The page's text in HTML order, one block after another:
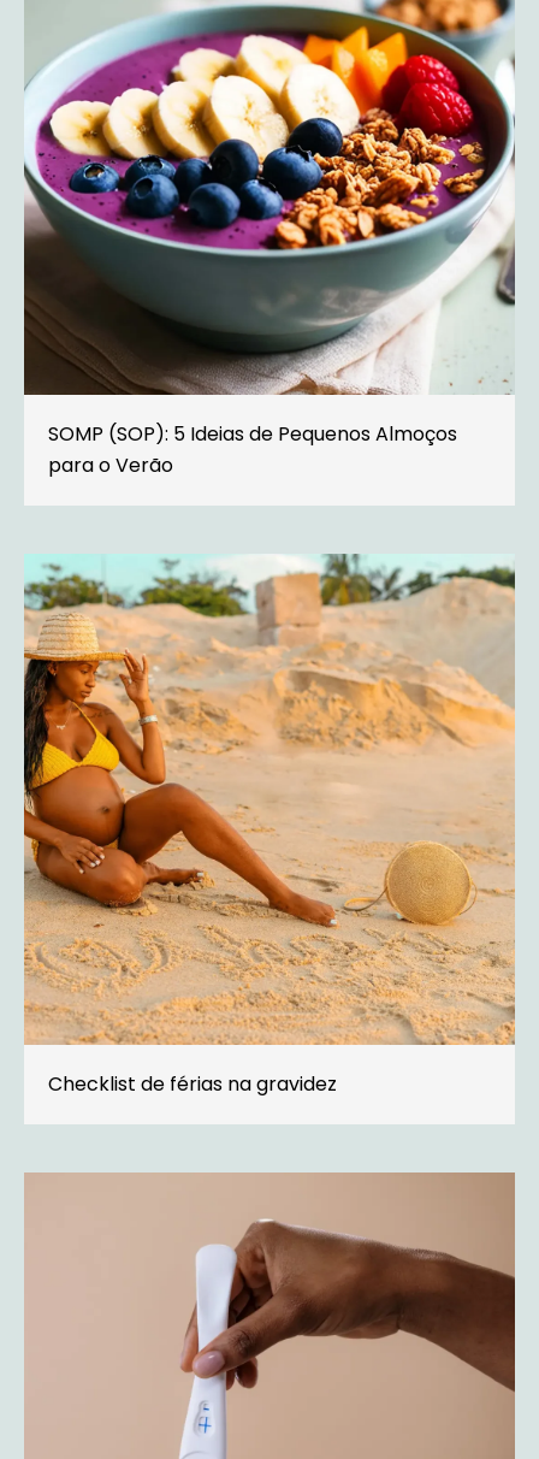
SOMP (SOP): 5 Ideias de Pequenos Almoços
para o Verão
Checklist de férias na gravidez